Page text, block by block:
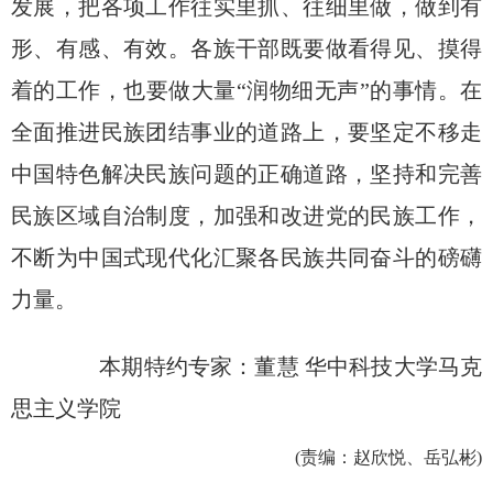
发展，把各项工作往实里抓、往细里做，做到有
形、有感、有效。各族干部既要做看得见、摸得
着的工作，也要做大量“润物细无声”的事情。在
全面推进民族团结事业的道路上，要坚定不移走
中国特色解决民族问题的正确道路，坚持和完善
民族区域自治制度，加强和改进党的民族工作，
不断为中国式现代化汇聚各民族共同奋斗的磅礴
力量。
本期特约专家：董慧 华中科技大学马克
思主义学院
(责编：赵欣悦、岳弘彬)